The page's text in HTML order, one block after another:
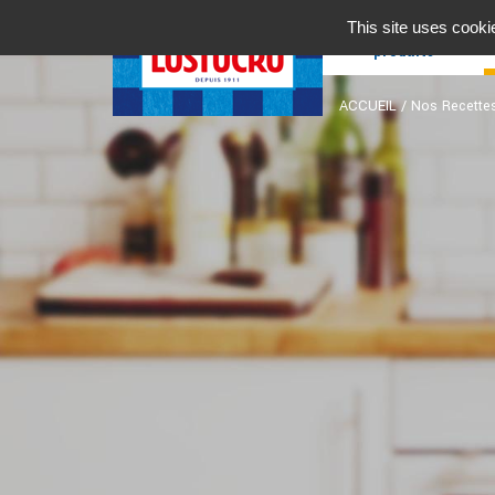
Nos
produits
ACCUEIL/ Nos
This site uses